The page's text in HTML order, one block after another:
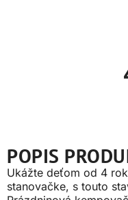
POPIS
Ukážte deťom od 4
stanovačke, s touto